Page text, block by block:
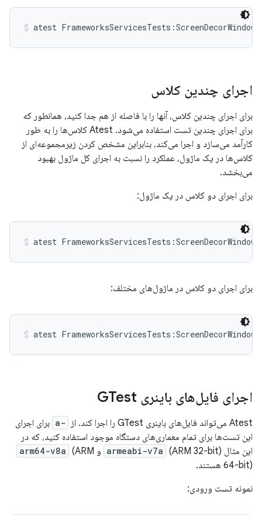
atest
اجرای چندین کلاس
برای اجرای چندین کلاس، آنها را با فاصله از هم جدا کنید، همانطور که
برای اجرای چندین تست استفاده می‌شود. Atest کلاس‌ها را به طور
کارآمد می‌سازد و اجرا می‌کند، بنابراین مشخص کردن زیرمجموعه‌ای از
کلاس‌ها در یک ماژول، عملکرد را نسبت به اجرای کل ماژول بهبود
می‌بخشد.
برای اجرای دو کلاس در یک ماژول:
atest
برای اجرای دو کلاس در ماژول‌های مختلف:
atest
اجرای فایل‌های باینری GTest
Atest می‌تواند فایل‌های باینری GTest را اجرا کند. از -a
برای اجرای
این تست‌ها برای تمام معماری‌های دستگاه موجود استفاده کنید، که در
این مثال
armeabi-v7a (ARM 32-bit) و arm64-v8a (ARM
64-bit) هستند.
نمونه تست ورودی: